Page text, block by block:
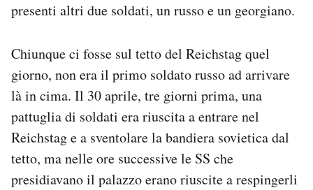
presenti altri due soldati, un russo e un georgiano.
Chiunque ci fosse sul tetto del Reichstag quel
giorno, non era il primo soldato russo ad arrivare
là in cima. Il 30 aprile, tre giorni prima, una
pattuglia di soldati era riuscita a entrare nel
Reichstag e a sventolare la bandiera sovietica dal
tetto, ma nelle ore successive le SS che
presidiavano il palazzo erano riuscite a respingerli